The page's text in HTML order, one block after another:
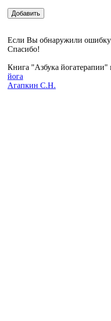
Если Вы обнаружили
Спасибо!
Книга "Азбука йогатерапии"
йога
Агапкин С.Н.